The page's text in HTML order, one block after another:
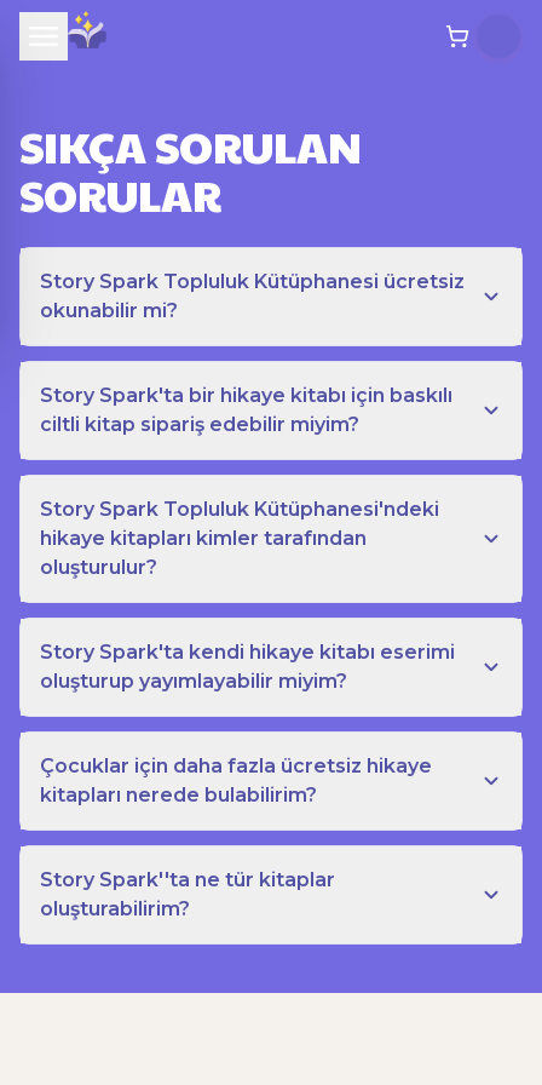
SIKÇA SORULAN
SORULAR
Story Spark Topluluk Kütüphanesi ücretsiz
okunabilir mi?
Story Spark'ta bir hikaye kitabı için baskılı
ciltli kitap sipariş edebilir miyim?
Story Spark Topluluk Kütüphanesi'ndeki
hikaye kitapları kimler tarafından
oluşturulur?
Story Spark'ta kendi hikaye kitabı eserimi
oluşturup yayımlayabilir miyim?
Çocuklar için daha fazla ücretsiz hikaye
kitapları nerede bulabilirim?
Story Spark''ta ne tür kitaplar
oluşturabilirim?